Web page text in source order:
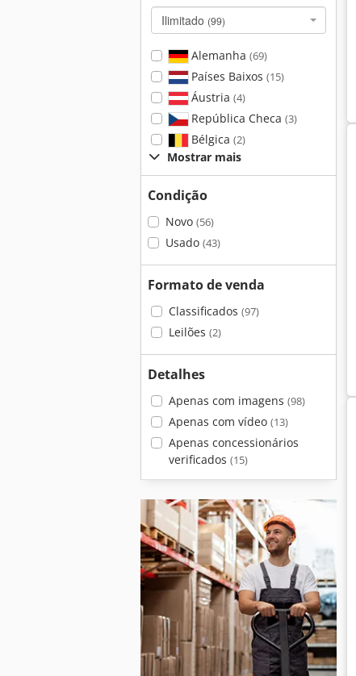
Ilimitado (99)
Alemanha (69)
Países Baixos (15)
Áustria (4)
República Checa (3)
Bélgica (2)
Mostrar mais
Condição
Novo (56)
Usado (43)
Formato de venda
Classificados (97)
Leilões (2)
Detalhes
Apenas com imagens (98)
Apenas com vídeo (13)
Apenas concessionários
verificados (15)